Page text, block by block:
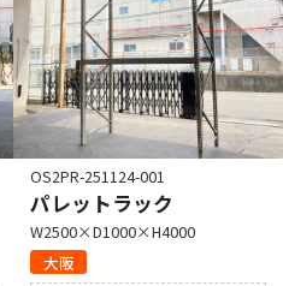
OS2PR-251124-001
パレットラック
W2500×D1000×H4000
大阪